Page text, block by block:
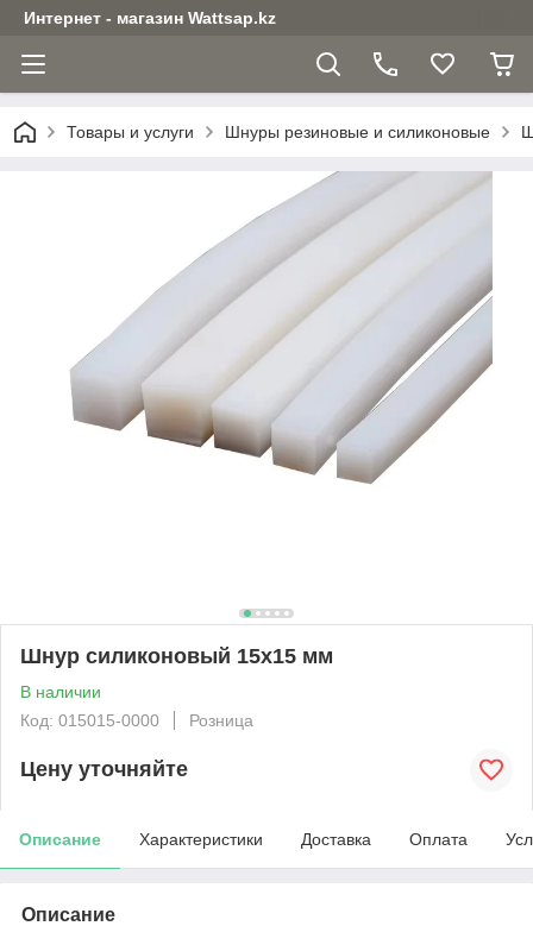
Интернет - магазин Wattsap.kz
Товары и услуги Шнуры резиновые и силиконовые
Шнур силиконовый 15x15 мм
В наличии
Код: 015015-0000
Розница
Цену уточняйте
Описание Характеристики Доставка Оплата
Описание